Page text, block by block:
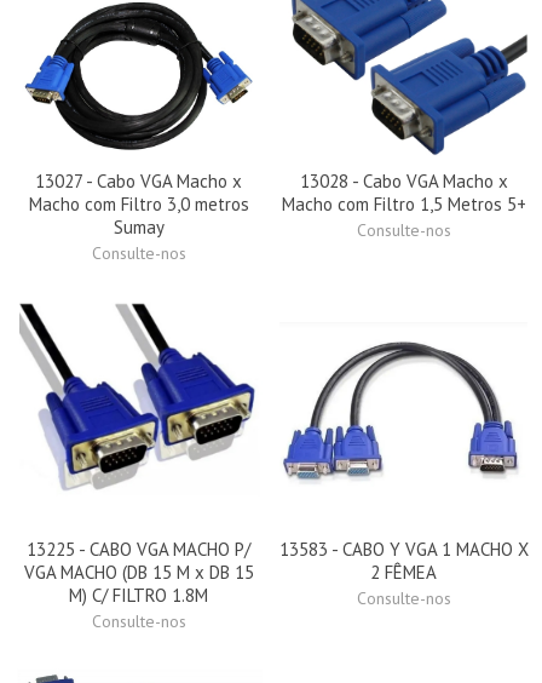
13027 - Cabo VGA Macho x
Macho com Filtro 3,0 metros
Sumay
Consulte-nos
13028 - Cabo VGA Macho x
Macho com Filtro 1,5 Metros 5+
Consulte-nos
13225 - CABO VGA MACHO P/
VGA MACHO (DB 15 M x DB 15
M) C/ FILTRO 1.8M
Consulte-nos
13583 - CABO Y VGA 1 MACHO X
2 FÊMEA
Consulte-nos